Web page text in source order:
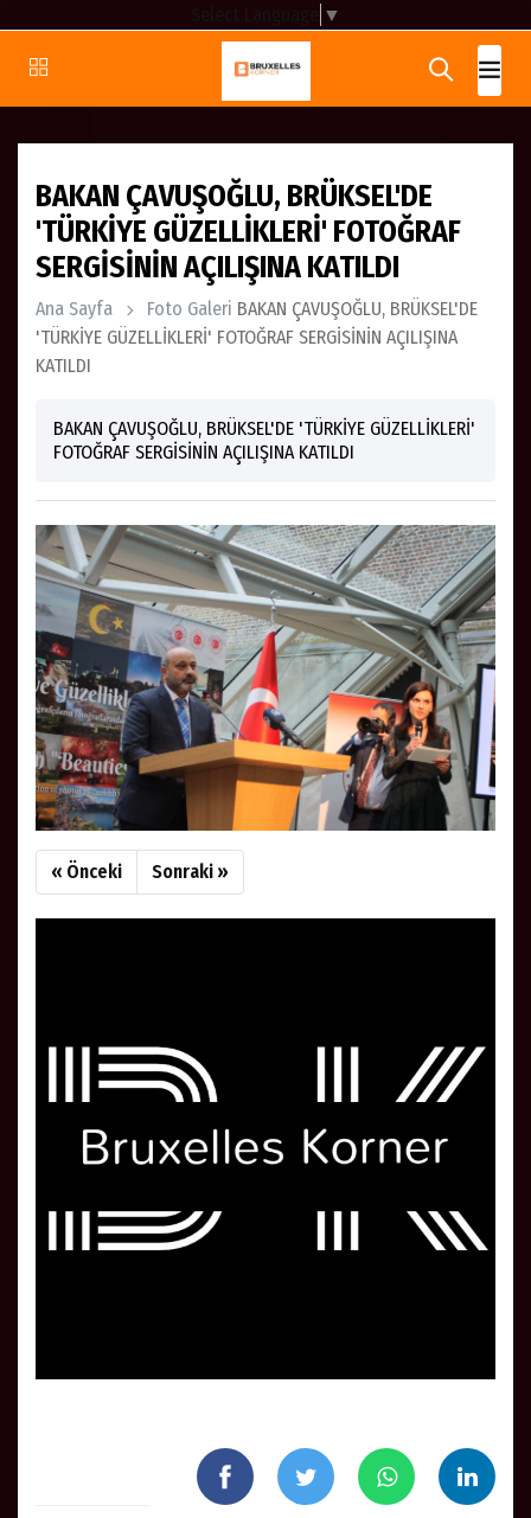
▼
BAKAN ÇAVUŞOĞLU, BRÜKSEL'DE
'TÜRKİYE GÜZELLİKLERİ' FOTOĞRAF
SERGİSİNİN AÇILIŞINA KATILDI
Ana Sayfa Foto Galeri BAKAN ÇAVUŞOĞLU, BRÜKSEL'DE
'TÜRKİYE GÜZELLİKLERİ' FOTOĞRAF SERGİSİNİN AÇILIŞINA
KATILDI
BAKAN ÇAVUŞOĞLU, BRÜKSEL'DE 'TÜRKİYE GÜZELLİKLERİ'
FOTOĞRAF SERGİSİNİN AÇILIŞINA KATILDI
« Önceki Sonraki »